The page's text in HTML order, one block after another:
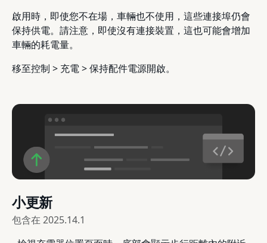
啟用時，即使您不在場，車輛也不使用，這些連接埠仍會
保持供電。請注意，即使沒有連接裝置，這也可能會增加
車輛的耗電量。
移至控制 > 充電 > 保持配件電源開啟。
小更新
包含在 2025.14.1